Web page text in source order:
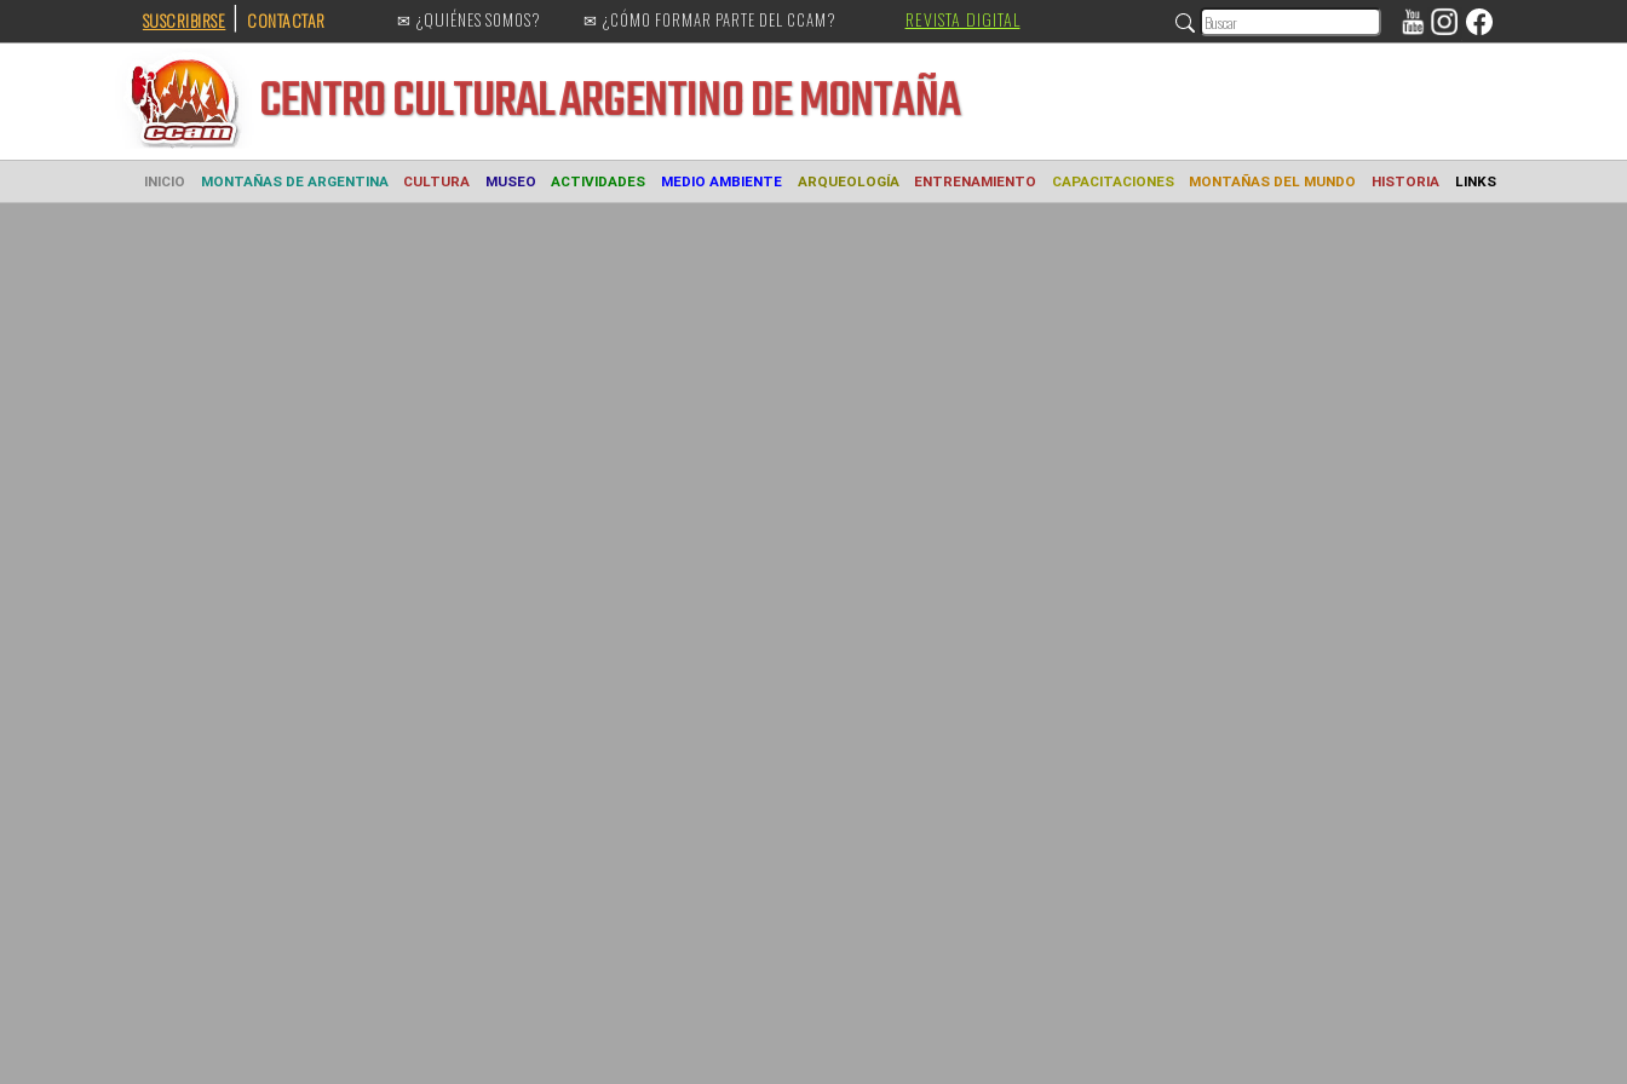
SUSCRIBIRSE | CONTACTAR ✉ ¿QUIÉNES SOMOS? ✉ ¿CÓMO FORMAR PARTE DEL CCAM? REVISTA DIGITAL
CENTRO CULTURALARGENTINO DE MONTAÑA
INICIO MONTAÑAS DE ARGENTINA CULTURA MUSEO ACTIVIDADES MEDIO AMBIENTE ARQUEOLOGÍA ENTRENAMIENTO CAPACITACIONES MONTAÑAS DEL MUNDO HISTORIA